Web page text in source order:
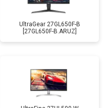
UltraGear 27GL650F-B
[27GL650F-B.ARUZ]